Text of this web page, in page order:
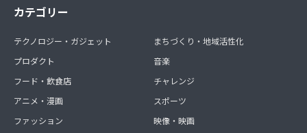
カテゴリー
テクノロジー・ガジェット
プロダクト
フード・飲食店
アニメ・漫画
ファッション
まちづくり・地域活性化
音楽
チャレンジ
スポーツ
映像・映画